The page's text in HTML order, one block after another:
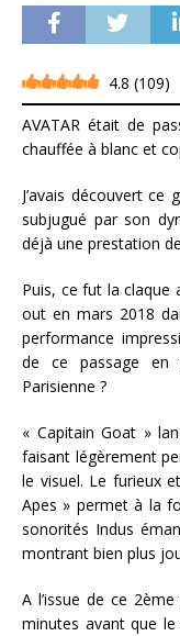
4.8 (109)
AVATAR était de
chauffée à blanc et
J’avais découvert ce
subjugué par son
déjà une prestation
Puis, ce fut la claque
out en mars 2018
performance
de ce passage en
Parisienne ?
« Capitain Goat »
faisant légèrement
le visuel. Le furieux
Apes » permet à la
sonorités Indus
montrant bien plus
A l’issue de ce
minutes avant que